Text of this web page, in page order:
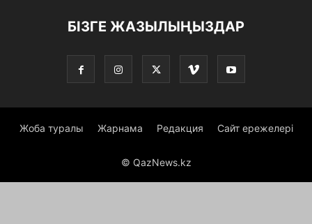
БІЗГЕ ЖАЗЫЛЫҢЫЗДАР
Жоба туралы Жарнама Редакция Сайт ережелері
© QazNews.kz